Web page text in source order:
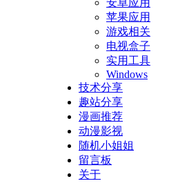
安卓应用
苹果应用
游戏相关
电视盒子
实用工具
Windows
技术分享
趣站分享
漫画推荐
动漫影视
随机小姐姐
留言板
关于